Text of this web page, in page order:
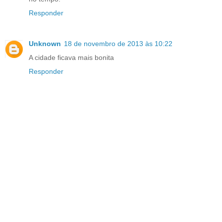
Responder
Unknown 18 de novembro de 2013 às 10:22
A cidade ficava mais bonita
Responder